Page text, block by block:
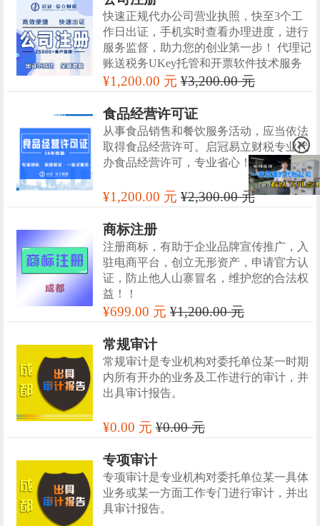
快速正规代办公司营业执照，快至3个工
作日出证，手机实时查看办理进度，进行
服务监督，助力您的创业第一步！ 代理记
账送税务UKey托管和开票软件技术服务
¥1,200.00 元¥3,200.00 元
食品经营许可证
从事食品销售和餐饮服务活动，应当依法
取得食品经营许可。启冠易立财税专业代
办食品经营许可，专业省心！！
¥1,200.00 元¥2,300.00 元
商标注册
注册商标，有助于企业品牌宣传推广，入
驻电商平台，创立无形资产，申请官方认
证，防止他人山寨冒名，维护您的合法权
益！！
¥699.00 元¥1,200.00 元
常规审计
常规审计是专业机构对委托单位某一时期
内所有开办的业务及工作进行的审计，并
出具审计报告。
¥0.00 元¥0.00 元
专项审计
专项审计是专业机构对委托单位某一具体
业务或某一方面工作专门进行审计，并出
具审计报告。